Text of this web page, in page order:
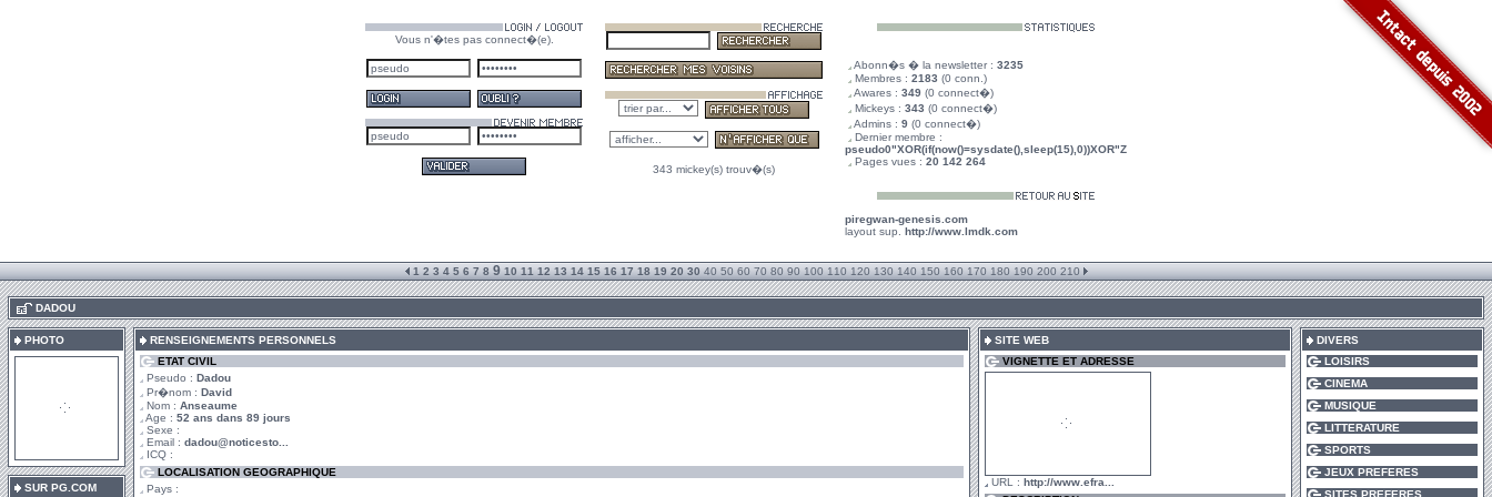
Vous n'�tes pas connect�(e).
343 mickey(s) trouv�(s)
Abonn�s � la newsletter : 3235
Membres : 2183 (0 conn.)
Awares : 349 (0 connect�)
Mickeys : 343 (0 connect�)
Admins : 9 (0 connect�)
Dernier membre :
pseudo0"XOR(if(now()=sysdate(),sleep(15),0))XOR"Z
Pages vues : 20 142 264
piregwan-genesis.com
layout sup. http://www.lmdk.com
1 2 3 4 5 6 7 8 9 10 11 12 13 14 15 16 17 18 19 20 30 40 50 60 70 80 90 100 110 120 130 140 150 160 170 180 190 200 210
DADOU
PHOTO
SUR PG.COM
RENSEIGNEMENTS PERSONNELS
ETAT CIVIL
Pseudo : Dadou
Pr�nom : David
Nom : Anseaume
Age : 52 ans dans 89 jours
Sexe :
Email : dadou@noticesto...
ICQ :
LOCALISATION GEOGRAPHIQUE
Pays :
SITE WEB
VIGNETTE ET ADRESSE
URL : http://www.efra...
DIVERS
LOISIRS
CINEMA
MUSIQUE
LITTERATURE
SPORTS
JEUX PREFERES
SITES PREFERES